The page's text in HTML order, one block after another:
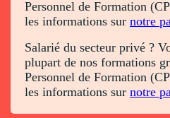
Personnel de Formation
les informations sur notre
Salarié du secteur privé ?
plupart de nos formations
Personnel de Formation
les informations sur notre